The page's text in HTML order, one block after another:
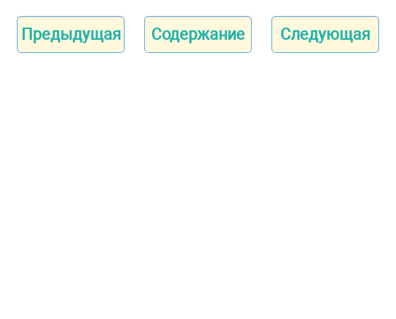
Предыдущая Содержание Следующая